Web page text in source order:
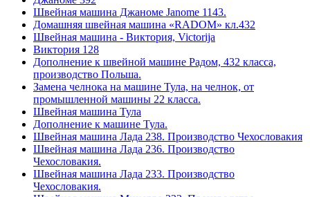
Швейная машина Джаноме Janome 1143.
Домашняя швейная машина «RADOM» кл.432
Швейная машина - Виктория, Victorija
Виктория 128
Дополнение к швейной машине Радом, 432 класса,
производство Польша.
Замена челнока на машине Тула, на челнок, от
промышленной машины 22 класса.
Швейная машина Тула
Дополнение к машине Тула.
Швейная машина Лада 238. Производство Чехословакия
Швейная машина Лада 236. Производство
Чехословакия.
Швейная машина Лада 233. Производство
Чехословакия.